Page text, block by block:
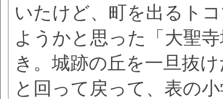
いたけど、町を出るト
ようかと思った「大聖
き。城跡の丘を一旦抜
と回って戻って、表の